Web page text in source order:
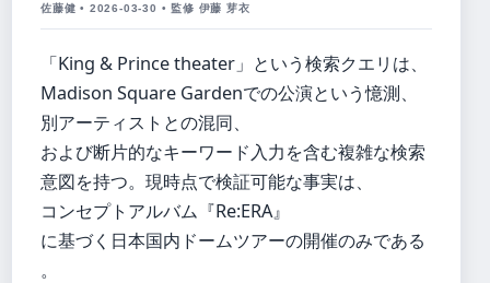
佐藤健 • 2026-03-30 • 監修 伊藤 芽衣
「King & Prince theater」という検索クエリは、
Madison Square Gardenでの公演という憶測、
別アーティストとの混同、
および断片的なキーワード入力を含む複雑な検索
意図を持つ。現時点で検証可能な事実は、
コンセプトアルバム『Re:ERA』
に基づく日本国内ドームツアーの開催のみである
。